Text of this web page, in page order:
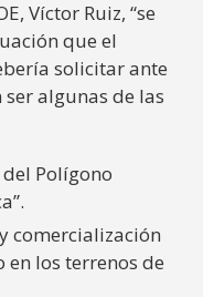
Víctor Ruiz, “se
que el
solicitar ante
algunas de las
Polígono
comercialización
en los terrenos de